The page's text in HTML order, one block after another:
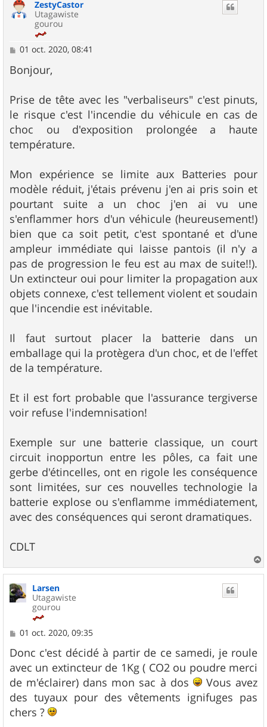
ZestyCastor
Utagawiste
gourou
M
s
s
g
e
01 oct. 2020, 08:41
Bonjour,
Prise de tête avec les "verbaliseurs" c'est pinuts,
le risque c'est l'incendie du véhicule en cas de
choc ou d'exposition prolongée a haute
température.
Mon expérience se limite aux Batteries pour
modèle réduit, j'étais prévenu j'en ai pris soin et
pourtant suite a un choc j'en ai vu une
s'enflammer hors d'un véhicule (heureusement!)
bien que ca soit petit, c'est spontané et d'une
ampleur immédiate qui laisse pantois (il n'y a
pas de progression le feu est au max de suite!!).
Un extincteur oui pour limiter la propagation aux
objets connexe, c'est tellement violent et soudain
que l'incendie est inévitable.
Il faut surtout placer la batterie dans un
emballage qui la protègera d'un choc, et de l'effet
de la température.
Et il est fort probable que l'assurance tergiverse
voir refuse l'indemnisation!
Exemple sur une batterie classique, un court
circuit inopportun entre les pôles, ca fait une
gerbe d'étincelles, ont en rigole les conséquence
sont limitées, sur ces nouvelles technologie la
batterie explose ou s'enflamme immédiatement,
avec des conséquences qui seront dramatiques.
CDLT
a
Larsen
Utagawiste
gourou
M
s
s
a
g
e
01 oct. 2020, 09:35
Donc c'est décidé à partir de ce samedi, je roule
avec un extincteur de 1Kg ( CO2 ou poudre merci
de m'éclairer) dans mon sac à dos
Vous avez
des tuyaux pour des vêtements ignifuges pas
chers ?